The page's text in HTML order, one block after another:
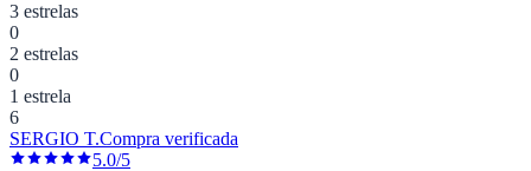
3 estrelas
0
2 estrelas
0
1 estrela
6
SERGIO T.Compra verificada
5.0/5